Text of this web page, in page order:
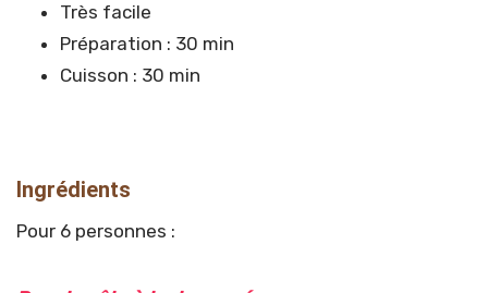
Très facile
Préparation : 30 min
Cuisson : 30 min
Ingrédients
Pour 6 personnes :